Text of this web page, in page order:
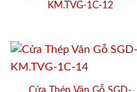
KM.TVG-1C-12